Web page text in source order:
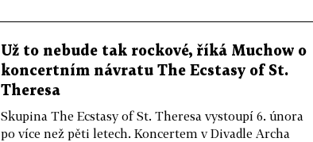
Už to nebude tak rockové, říká Muchow o
koncertním návratu The Ecstasy of St.
Theresa
Skupina The Ecstasy of St. Theresa vystoupí 6. února
po více než pěti letech. Koncertem v Divadle Archa